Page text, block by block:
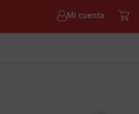
Mi cuenta